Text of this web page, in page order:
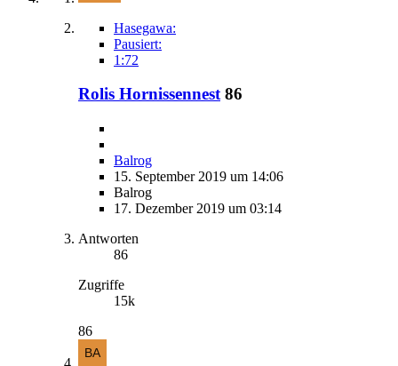
Hasegawa:
Pausiert:
1:72
Rolis Hornissennest 86
Balrog
15. September 2019 um 14:06
Balrog
17. Dezember 2019 um 03:14
Antworten
86
Zugriffe
15k
86